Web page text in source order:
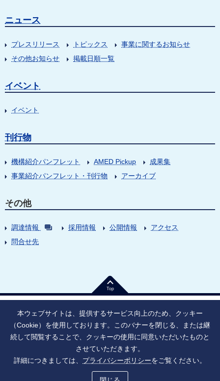
ニュース
プレスリリース トピックス
事業に関するお知らせ
その他お知らせ
掲載日順一覧
イベント
イベント
刊行物
機構紹介パンフレット AMED Pickup
成果集
事業紹介パンフレット・刊行物
アーカイブ
その他
調達情報 採用情報 公開情報
アクセス
問合せ先
Top
法人番号：9010005023796 東京都千代田区大手町1丁目7番1号
寄附のお願い
ご利用上の注意
ソーシャル・ネットワーキング・サービス運用ポリシー
アクセシビリティ
本ウェブサイトは、提供するサービス向上のため、クッキー
（Cookie）を使用しております。このバナーを閉じる、または継
続して閲覧することで、クッキーの使用に同意いただいたものと
させていただきます。
詳細につきましては、 プライバシーポリシーをご覧ください。